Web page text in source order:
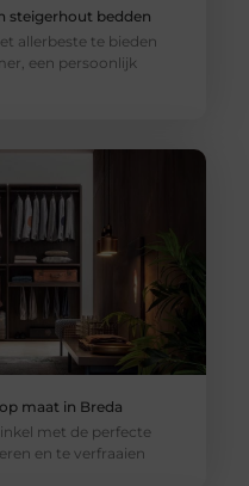
steigerhout bedden
allerbeste te bieden
een persoonlijk
maat in Breda
met de perfecte
en te verfraaien